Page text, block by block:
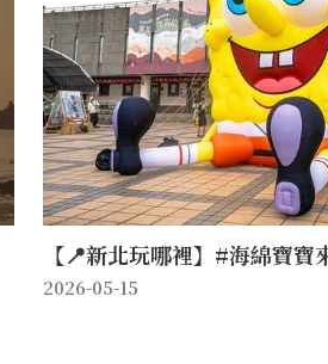
【📍新北玩哪裡】#海綿寶寶
2026-05-15